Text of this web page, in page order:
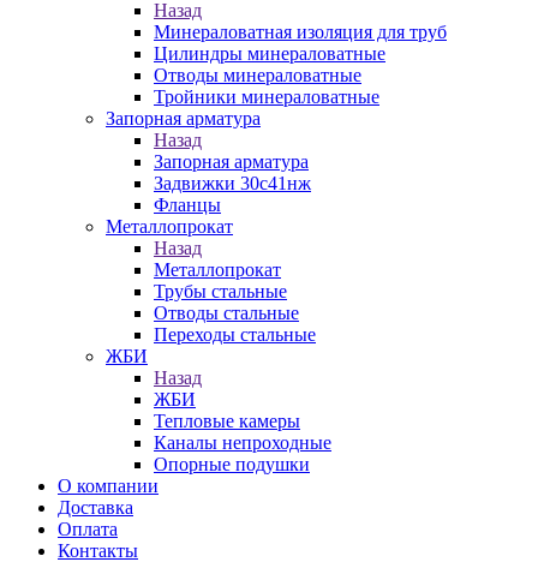
Назад
Минераловатная изоляция для труб
Цилиндры минераловатные
Отводы минераловатные
Тройники минераловатные
Запорная арматура
Назад
Запорная арматура
Задвижки 30с41нж
Фланцы
Металлопрокат
Назад
Металлопрокат
Трубы стальные
Отводы стальные
Переходы стальные
ЖБИ
Назад
ЖБИ
Тепловые камеры
Каналы непроходные
Опорные подушки
О компании
Доставка
Оплата
Контакты